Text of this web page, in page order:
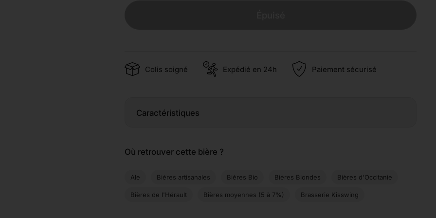
Colis soigné Expédié en 24h Paiement sécurisé
Caractéristiques
Où retrouver cette bière ?
Ale Bières artisanales Bières Bio Bières Blondes Bières d'Occitanie
Bières de l'Hérault Bières moyennes (5 à 7%) Brasserie Kisswing